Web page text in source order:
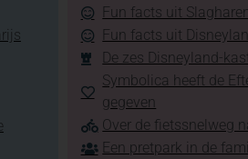
Fun facts uit Slagharen
Fun facts uit
De zes Disneyland-
Symbolica heeft de
gegeven
Over de fietssnelweg
Een pretpark in de